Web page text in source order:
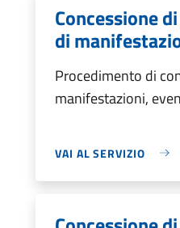
Concessione
di
Procedimento di
manifestazioni,
VAI AL SERVIZIO